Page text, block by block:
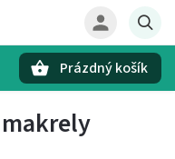
Prázdný košík